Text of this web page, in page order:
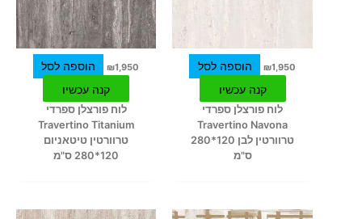
₪1,950
הוספה לסל
קנה עכשיו
לוח פורצלן ספרדי
Travertino Navona
טרוורטין לבן 120*280
ס"מ
₪1,950
הוספה לסל
קנה עכשיו
לוח פורצלן ספרדי
Travertino Titanium
טרוורטין טיטאניום
120*280 ס"מ